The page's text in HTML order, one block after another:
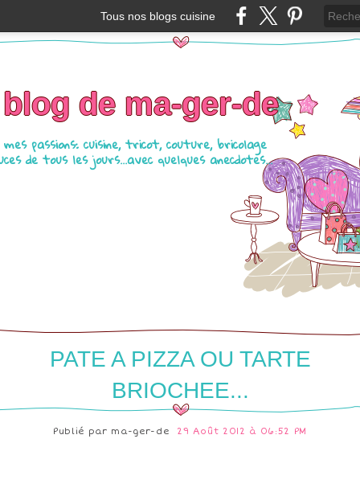
Tous nos blogs cuisine
de ma-ger-de
passions: cuisine, tricot, couture, bricolage
de tous les jours...avec quelques anecdotes...
PATE A PIZZA OU TARTE
BRIOCHEE...
Publié par ma-ger-de 29 Août 2012 à 06:52 PM